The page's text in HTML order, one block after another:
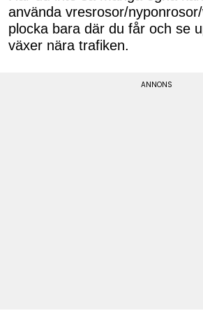
använda vresrosor/
plocka bara där du får och se
växer nära trafiken.